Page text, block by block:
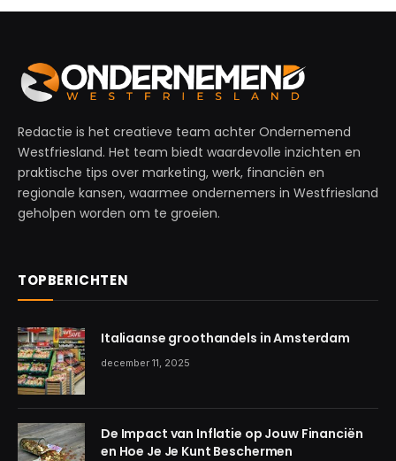
Redactie is het creatieve team achter Ondernemend
Westfriesland. Het team biedt waardevolle inzichten en
praktische tips over marketing, werk, financiën en
regionale kansen, waarmee ondernemers in Westfriesland
geholpen worden om te groeien.
TOPBERICHTEN
Italiaanse groothandels in Amsterdam
december 11, 2025
De Impact van Inflatie op Jouw Financiën
en Hoe Je Je Kunt Beschermen